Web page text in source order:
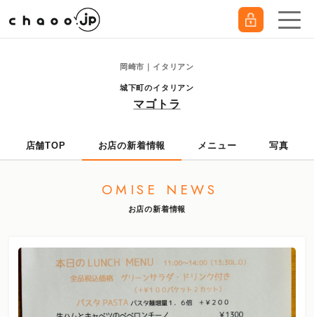
岡崎市｜イタリアン
城下町のイタリアン
マゴトラ
店舗TOP お店の新着情報 メニュー 写真
OMISE NEWS
お店の新着情報